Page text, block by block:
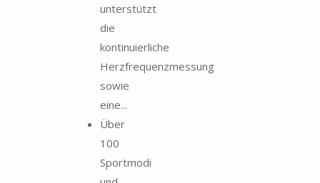
unterstützt
die
kontinuierliche
Herzfrequenzmessung
sowie
eine...
Über
100
Sportmodi